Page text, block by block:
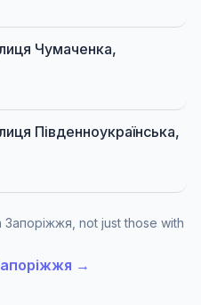
Чумаченка,
Південноукраїнська,
not just those with
→